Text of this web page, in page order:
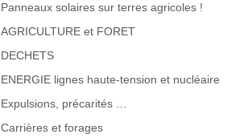
Panneaux solaires sur terres agricoles !
AGRICULTURE et FORET
DECHETS
ENERGIE lignes haute-tension et nucléaire
Expulsions, précarités …
Carrières et forages